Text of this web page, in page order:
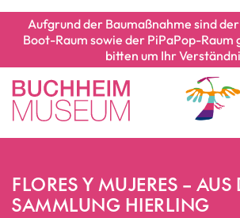
Aufgrund der Baumaßnahme sind
Boot-Raum sowie der PiPaPop-Raum
bitten um Ihr
FLORES Y MUJERES – AUS
SAMMLUNG HIERLING